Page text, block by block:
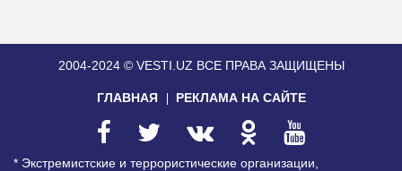
2004-2024 © VESTI.UZ ВСЕ ПРАВА ЗАЩИЩЕНЫ
ГЛАВНАЯ РЕКЛАМА НА САЙТЕ
* Экстремистские и террористические организации,